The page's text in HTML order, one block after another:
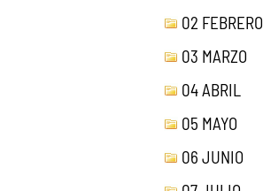
02 FEBRERO
03 MARZO
04 ABRIL
05 MAYO
06 JUNIO